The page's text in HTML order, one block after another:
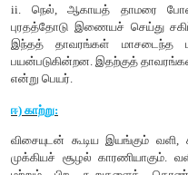
சுவாசத்தை அதிகரிக்கிறது
• உயர் ஈரப்பதத்துடன்
நோய்களைப் பரப்புகிறது.
• ஈரப்பதத்துடன்
இ) நீர் (Water):